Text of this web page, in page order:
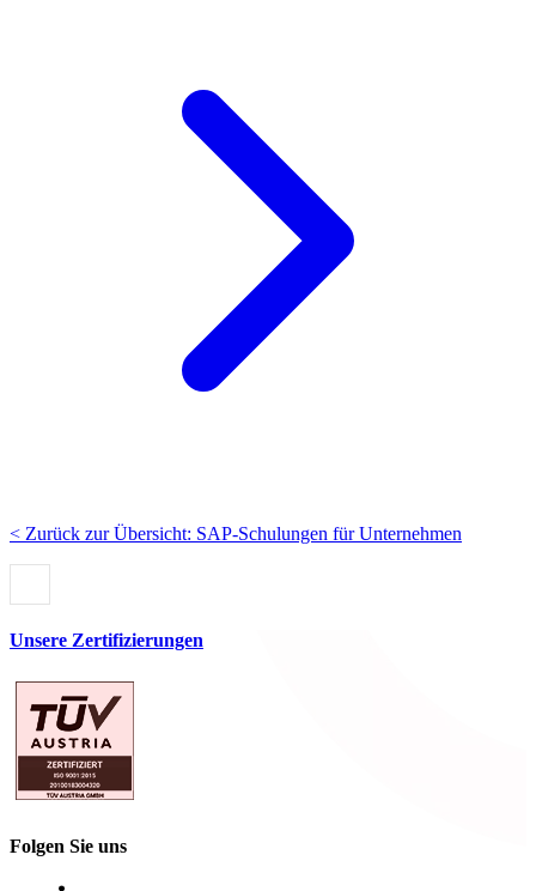
< Zurück zur Übersicht: SAP-Schulungen für Unternehmen
Unsere Zertifizierungen
Folgen Sie uns